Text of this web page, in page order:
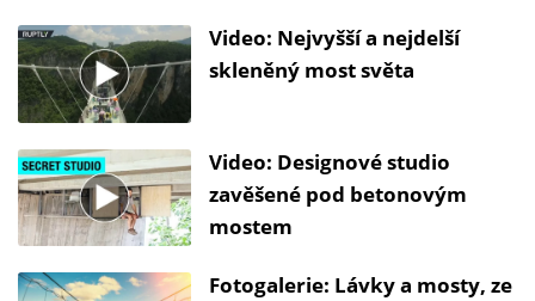
Video: Nejvyšší a nejdelší
skleněný most světa
Video: Designové studio
zavěšené pod betonovým
mostem
Fotogalerie: Lávky a mosty, ze